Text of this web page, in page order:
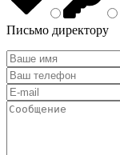
Письмо директору